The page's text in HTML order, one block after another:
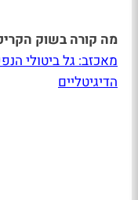
מה קורה בשוק
מאכזב: גל ביטולי
הדיגיטליים